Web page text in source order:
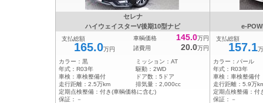
セレナ
ハイウェイスターV後期10型ナビ
支払総額
165.0万円
車輌価格 145.0万円
諸費用
20.0万円
カラー： 黒 ミッション： AT
年式： R03年 駆動： 2WD
車検： 車検整備付 ドア数： 5ドア
走行距離： 2.5万km 排気量： 2,000cc
定期点検整備： 付き(車輌価格に含む)
保証：
－
e-
支払総額
157.1
カラー： パール
年式： R03年
車検： 車検整備付
走行距離： 5.9万
定期点検整備： 付
保証：
－